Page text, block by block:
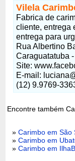
Vilela
Fabrica de
cliente, entrega
entrega para
Rua Albertino
Caraguatatuba
Site:
E-mail:
(12) 9.9769-
Encontre também
»Carimbo em São
»Carimbo em
»Carimbo em